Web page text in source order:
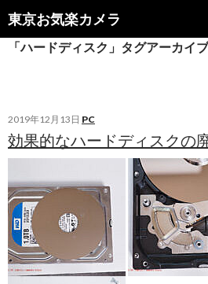
東京お気楽カメラ
検
索
ン
へ
ス
キ
プ
「ハードディスク」タグアーカイブ
2019年12月13日 PC
効果的なハードディスクの